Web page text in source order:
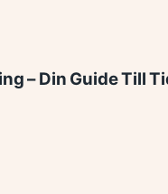
– Din Guide Till